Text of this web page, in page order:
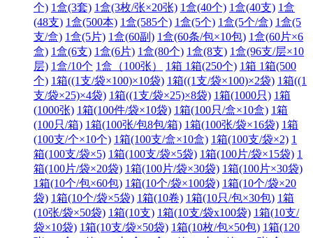
个) 1盒(3套) 1盒(3枚/张×20张) 1盒(40个) 1盒(40支) 1盒
(48支) 1盒(500本) 1盒(585个) 1盒(5个) 1盒(5个/盒) 1盒(5
支/盒) 1盒(5片) 1盒(60副) 1盒(60条/包×10包) 1盒(60片×6
盒) 1盒(6支) 1盒(6片) 1盒(80个) 1盒(8支) 1盒(96支/层×10
层) 1盒/10个 1盒（100张） 1箱 1箱(250个) 1箱 1箱(500
个) 1箱((1支/袋×100)×10袋) 1箱((1支/袋×100)×2袋) 1箱((1
支/袋×25)×4袋) 1箱((1支/袋×25)×8袋) 1箱(1000只) 1箱
(1000张) 1箱(100件/袋×10袋) 1箱(100只/盒×10盒) 1箱
(100只/箱) 1箱(100张/包8包/箱) 1箱(100张/袋×16袋) 1箱
(100支/个×10个) 1箱(100支/盒×10盒) 1箱(100支/袋×2) 1
箱(100支/袋×5) 1箱(100支/袋×5袋) 1箱(100片/袋×15袋) 1
箱(100片/袋×20袋) 1箱(100片/袋×30袋) 1箱(100片×30袋)
1箱(10个/包×60包) 1箱(10个/袋×100袋) 1箱(10个/袋×20
袋) 1箱(10个/袋×5袋) 1箱(10卷) 1箱(10只/包×30包) 1箱
(10张/袋×50袋) 1箱(10支) 1箱(10支/袋x100袋) 1箱(10支/
袋×10袋) 1箱(10支/袋×50袋) 1箱(10枚/包×50包) 1箱(120